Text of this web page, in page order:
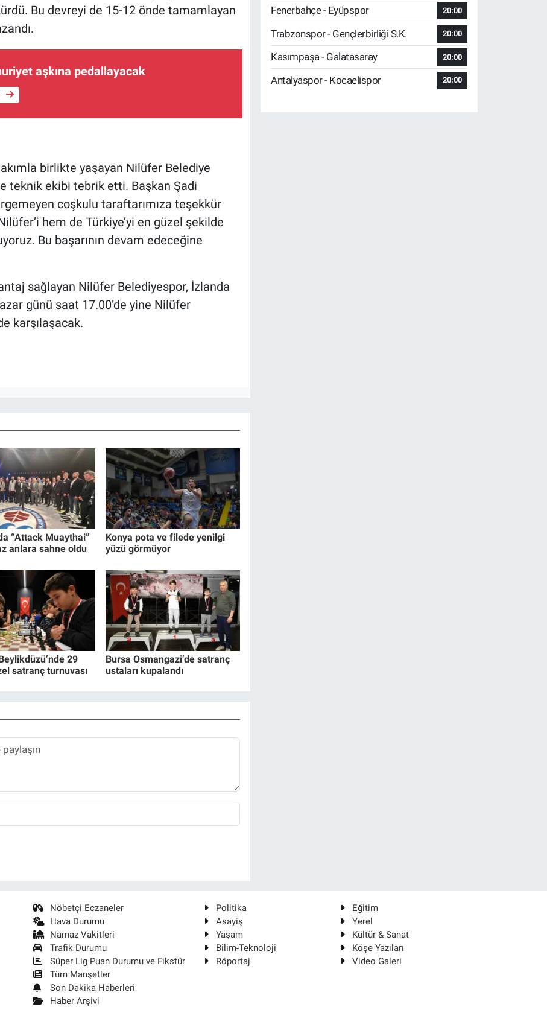
Bu devreyi de 15-12 önde tamamlayan
aşkına pedallayacak
birlikte yaşayan Nilüfer Belediye
teknik ekibi tebrik etti. Başkan Şadi
coşkulu taraftarımıza teşekkür
hem de Türkiye’yi en güzel şekilde
Bu başarının devam edeceğine
sağlayan Nilüfer Belediyespor, İzlanda
günü saat 17.00’de yine Nilüfer
karşılaşacak.
“Attack Muaythai”
anlara sahne oldu
Konya pota ve filede yenilgi
yüzü görmüyor
29
satranç turnuvası
Bursa Osmangazi’de satranç
ustaları kupalandı
Fenerbahçe - Eyüpspor 20:00
Trabzonspor - Gençlerbirliği S.K. 20:00
Kasımpaşa - Galatasaray 20:00
Antalyaspor - Kocaelispor 20:00
Nöbetçi Eczaneler
Hava Durumu
Namaz Vakitleri
Trafik Durumu
Süper Lig Puan Durumu ve Fikstür
Tüm Manşetler
Son Dakika Haberleri
Haber Arşivi
Politika
Eğitim
Asayiş
Yerel
Yaşam
Kültür & Sanat
Bilim-Teknoloji
Köşe Yazıları
Röportaj
Video Galeri